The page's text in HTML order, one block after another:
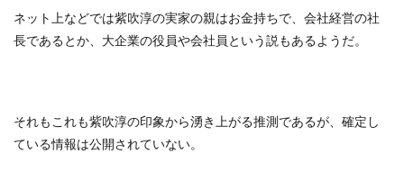
ネット上などでは紫吹淳の実家の親はお金持ちで、会社経営の社
長であるとか、大企業の役員や会社員という説もあるようだ。
それもこれも紫吹淳の印象から湧き上がる推測であるが、確定し
ている情報は公開されていない。